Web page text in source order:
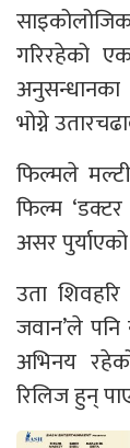
गरिरहेको
भोग्ने
फिल्मले
फिल्म
असर
उता
जवान’ले
अभिनय
रिलिज हुन्